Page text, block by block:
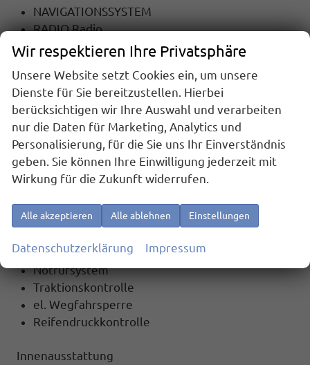
NAVIGATIONSSYSTEM
RADIO Radio
TOUCHSCREEN
Radiobedienung am Lenkrad
DAB
USB-Anschluss
Apple Car Play
Android Auto
Telefon
Freisprecheinrichtung
Bluetooth
Full Link
6x Airbag
Notrufsystem
Traktionskontrolle
el. Wegfahrsperre
Reifendruckkontrolle
Innenausstattung
Wir respektieren Ihre Privatsphäre
Unsere Website setzt Cookies ein, um unsere
Dienste für Sie bereitzustellen. Hierbei
berücksichtigen wir Ihre Auswahl und verarbeiten
nur die Daten für Marketing, Analytics und
Personalisierung, für die Sie uns Ihr Einverständnis
geben. Sie können Ihre Einwilligung jederzeit mit
Wirkung für die Zukunft widerrufen.
Alle akzeptieren Alle ablehnen Einstellungen
Datenschutzerklärung Impressum